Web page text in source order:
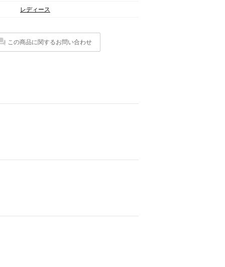
レディース
この商品に関するお問い合わせ